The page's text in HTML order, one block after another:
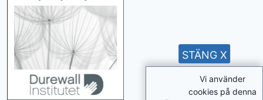
Vi använder
cookies på denna
STÄNG X